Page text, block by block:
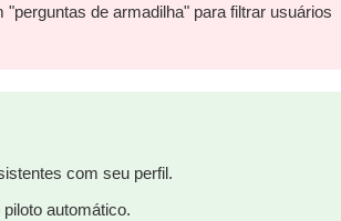
de armadilha" para filtrar usuários
com seu perfil.
automático.